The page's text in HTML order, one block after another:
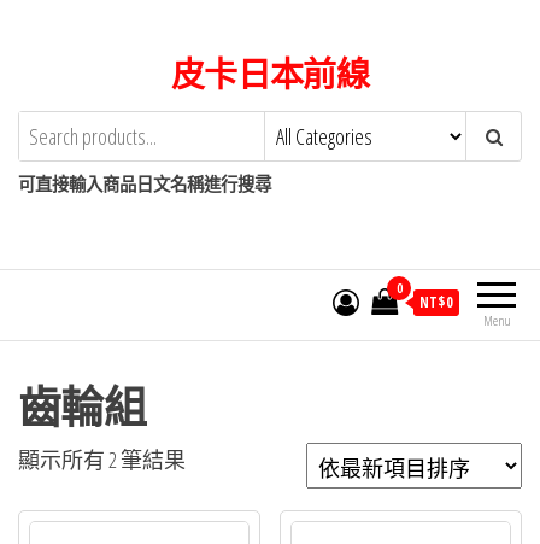
content
皮卡日本前線
可直接輸入商品日文名稱進行搜尋
Menu
0
NT$0
齒輪組
顯示所有 2 筆結果
新